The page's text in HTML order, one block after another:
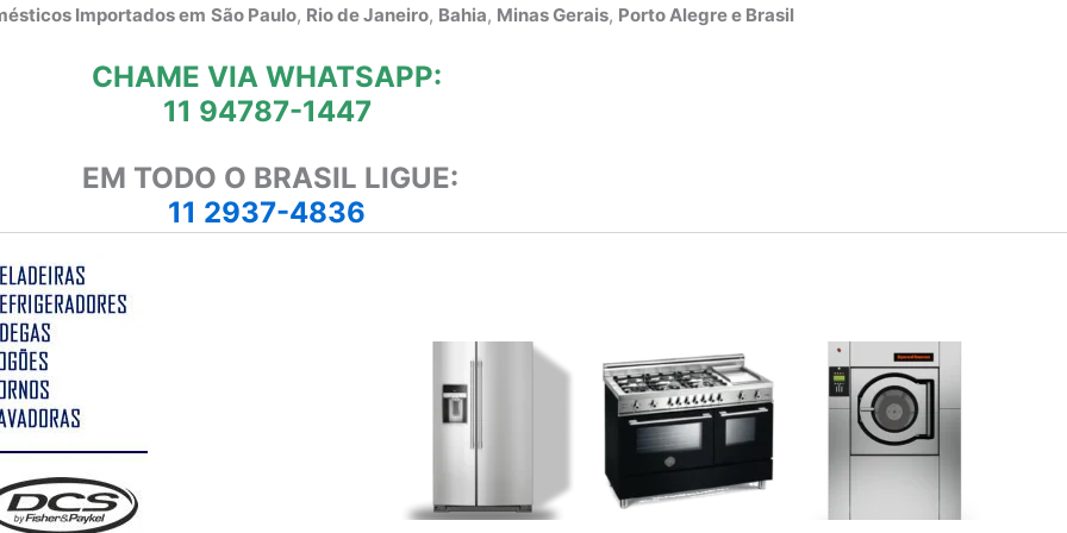
Importados em São Paulo, Rio de Janeiro, Bahia, Minas Gerais, Porto Alegre e Brasil
CHAME VIA WHATSAPP:
11 94787-1447
EM TODO O BRASIL LIGUE:
11 2937-4836